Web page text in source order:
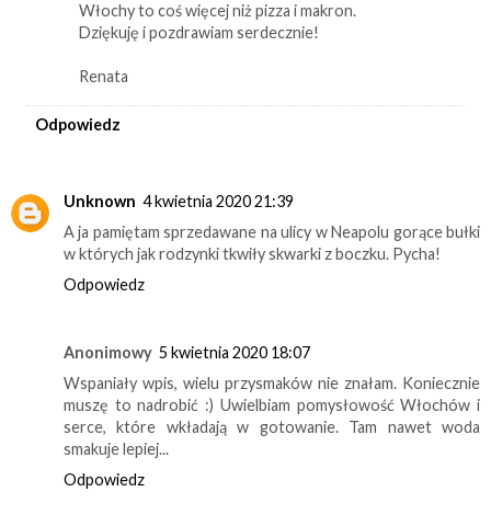
Włochy to coś więcej niż pizza i makron.
Dziękuję i pozdrawiam serdecznie!
Renata
Odpowiedz
Unknown 4 kwietnia 2020 21:39
A ja pamiętam sprzedawane na ulicy w Neapolu gorące bułki
w których jak rodzynki tkwiły skwarki z boczku. Pycha!
Odpowiedz
Anonimowy 5 kwietnia 2020 18:07
Wspaniały wpis, wielu przysmaków nie znałam. Koniecznie
muszę to nadrobić :) Uwielbiam pomysłowość Włochów i
serce, które wkładają w gotowanie. Tam nawet woda
smakuje lepiej...
Odpowiedz